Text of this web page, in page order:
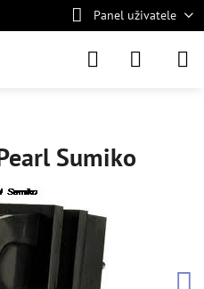
Panel uživatele
Sumiko